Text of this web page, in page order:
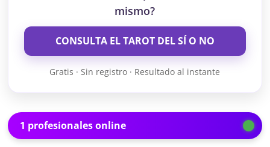
mismo?
CONSULTA EL TAROT DEL SÍ O NO
Gratis · Sin registro · Resultado al instante
1 profesionales online